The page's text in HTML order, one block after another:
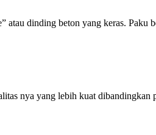
atau dinding beton yang keras.
nya yang lebih kuat dibandingkan